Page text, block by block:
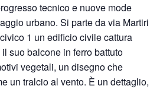
tecnico e nuove mode
urbano. Si parte da via Martiri
1 un edificio civile cattura
suo balcone in ferro battuto
vegetali, un disegno che
un tralcio al vento. È un dettaglio,